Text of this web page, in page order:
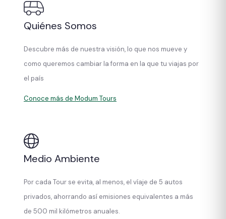
Quiénes Somos
Descubre más de nuestra visión, lo que nos mueve y
como queremos cambiar la forma en la que tu viajas por
el país
Conoce más de Modum Tours
Medio Ambiente
Por cada Tour se evita, al menos, el víaje de 5 autos
privados, ahorrando así emisiones equivalentes a más
de 500 mil kilómetros anuales.